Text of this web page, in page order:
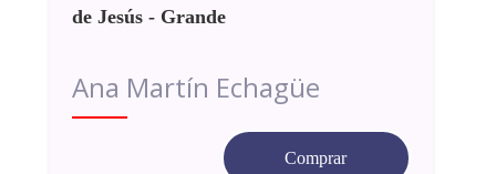
de Jesús - Grande
Ana Martín Echagüe
Comprar